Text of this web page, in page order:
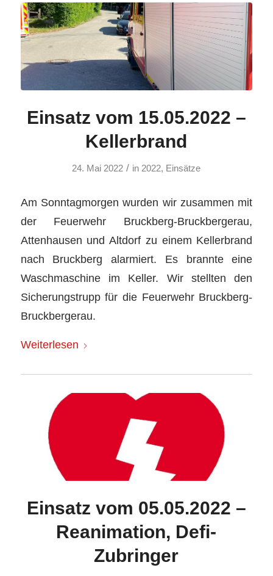
Einsatz vom 15.05.2022 –
Kellerbrand
24. Mai 2022 / in2022, Einsätze
Am Sonntagmorgen wurden wir zusammen mit
der Feuerwehr Bruckberg-Bruckbergerau,
Attenhausen und Altdorf zu einem Kellerbrand
nach Bruckberg alarmiert. Es brannte eine
Waschmaschine im Keller. Wir stellten den
Sicherungstrupp für die Feuerwehr Bruckberg-
Bruckbergerau.
Weiterlesen
Einsatz vom 05.05.2022 –
Reanimation, Defi-
Zubringer